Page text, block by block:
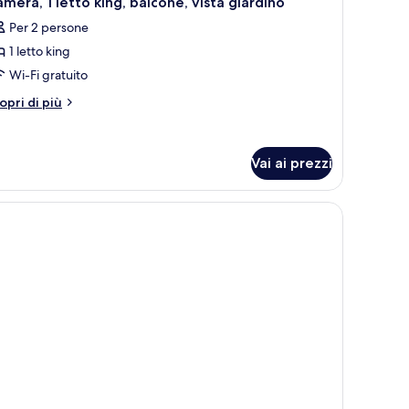
Per 2 persone
1 letto king
Wi-Fi gratuito
di più
Vai ai prezzi